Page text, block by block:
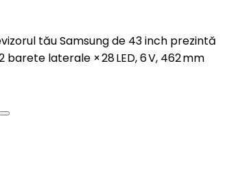
tău Samsung de 43 inch prezintă
laterale × 28 LED, 6 V, 462 mm